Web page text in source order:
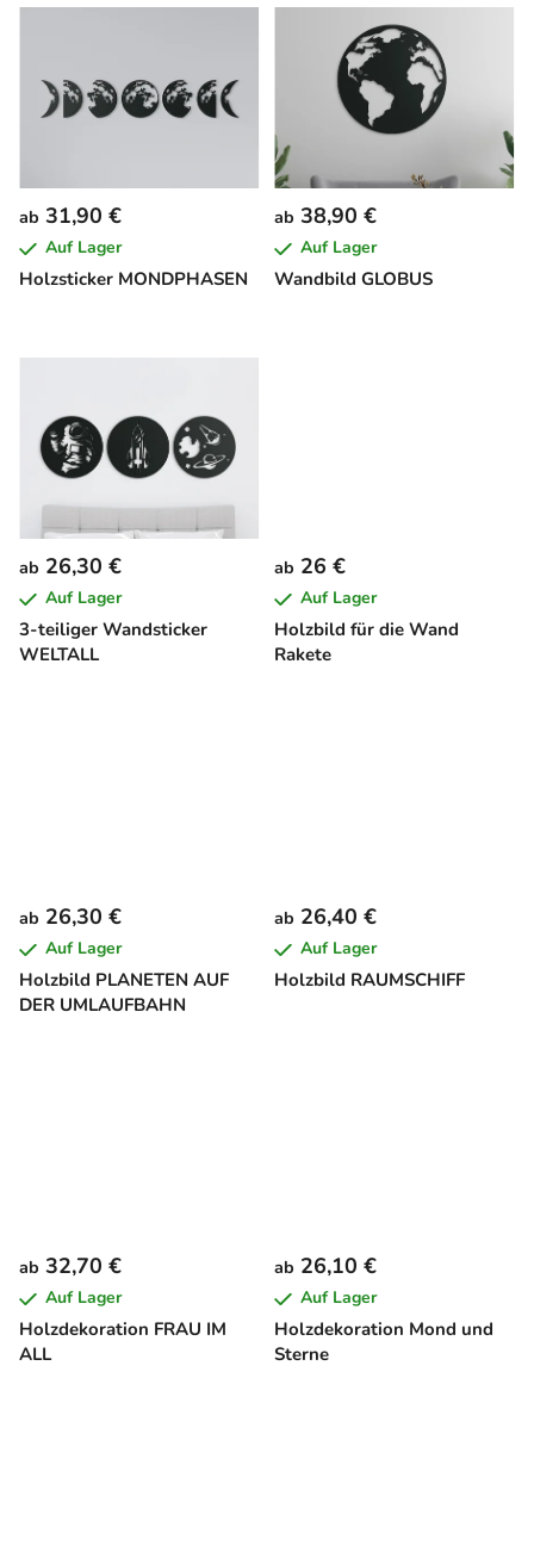
L
e
r
P
r
d
Holzsticker MONDPHASEN
ab 31,90 €
Auf Lager
Wandbild GLOBUS
ab 38,90 €
Auf Lager
3-teiliger Wandsticker
WELTALL
ab 26,30 €
Auf Lager
Holzbild für die Wand
Rakete
ab 26 €
Auf Lager
Holzbild PLANETEN AUF
DER UMLAUFBAHN
ab 26,30 €
Auf Lager
Holzbild RAUMSCHIFF
ab 26,40 €
Auf Lager
Holzdekoration FRAU IM
ALL
ab 32,70 €
Auf Lager
Holzdekoration Mond und
Sterne
ab 26,10 €
Auf Lager